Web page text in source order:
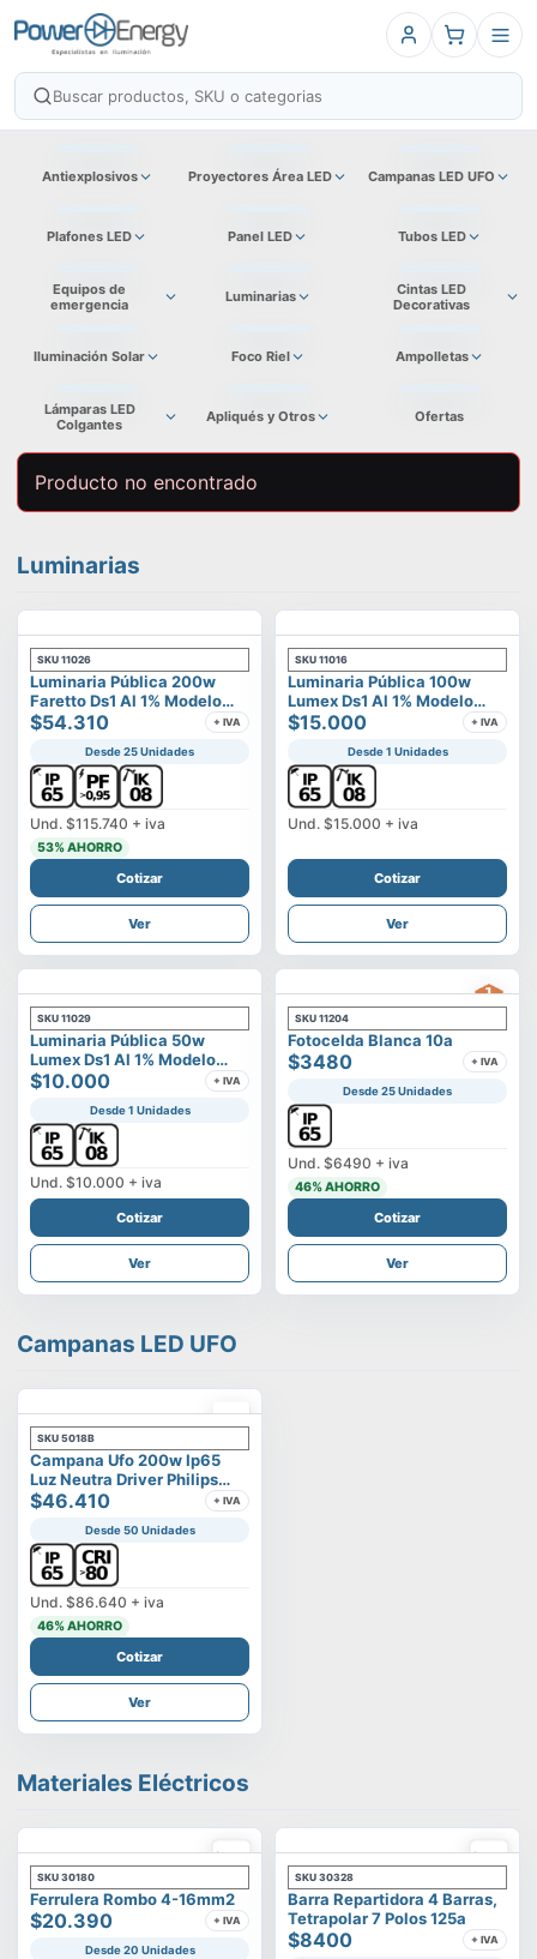
Antiexplosivos Proyectores Área LED Campanas LED UFO
Plafones LED Panel LED Tubos LED
Equipos de
emergencia
Luminarias
Cintas LED
Decorativas
Iluminación Solar Foco Riel Ampolletas
Lámparas LED
Colgantes
Apliqués y Otros Ofertas
Producto no encontrado
Luminarias
SKU 11026
Luminaria Pública 200w
Faretto Ds1 Al 1% Modelo
Calisto
$54.310 + IVA
Desde 25 Unidades
Und. $115.740 + iva
53% AHORRO
Cotizar
Ver
SKU 11016
Luminaria Pública 100w
Lumex Ds1 Al 1% Modelo
Vega
$15.000 + IVA
Desde 1 Unidades
Und. $15.000 + iva
Cotizar
Ver
SKU 11029
Luminaria Pública 50w
Lumex Ds1 Al 1% Modelo
Vega
$10.000 + IVA
Desde 1 Unidades
Und. $10.000 + iva
Cotizar
Ver
SKU 11204
Fotocelda Blanca 10a
$3480 + IVA
Desde 25 Unidades
Und. $6490 + iva
46% AHORRO
Cotizar
Ver
Campanas LED UFO
SKU 5018B
Campana Ufo 200w Ip65
Luz Neutra Driver Philips
Modelo Eltanin
$46.410 + IVA
Desde 50 Unidades
Und. $86.640 + iva
46% AHORRO
Cotizar
Ver
Materiales Eléctricos
SKU 30180
Ferrulera Rombo 4-16mm2
$20.390 + IVA
Desde 20 Unidades
SKU 30328
Barra Repartidora 4 Barras,
Tetrapolar 7 Polos 125a
$8400 + IVA